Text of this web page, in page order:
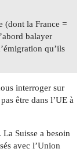
(dont la France =
balayer
qu’ils
interroger sur
être dans l’UE à
Suisse a besoin
avec l’Union